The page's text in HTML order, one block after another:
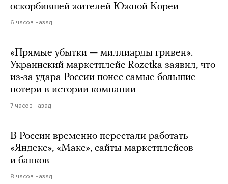
оскорбившей жителей Южной Кореи
6 часов назад
«Прямые убытки — миллиарды гривен».
Украинский маркетплейс Rozetka заявил, что
из-за удара России понес самые большие
потери в истории компании
7 часов назад
В России временно перестали работать
«Яндекс», «Макс», сайты маркетплейсов
и банков
8 часов назад